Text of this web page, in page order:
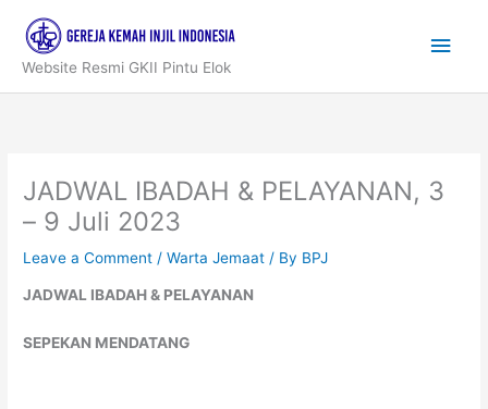
content
Website Resmi GKII Pintu Elok
Main
JADWAL IBADAH & PELAYANAN, 3
– 9 Juli 2023
Leave a Comment /Warta Jemaat / By BPJ
JADWAL IBADAH & PELAYANAN
SEPEKAN MENDATANG